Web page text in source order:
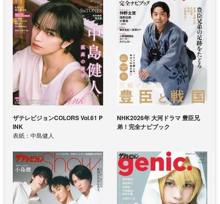
ザテレビジョンCOLORS Vol.61 P
INK
表紙：中島健人
NHK2026年 大河ドラマ 豊臣兄
弟！完全ナビブック